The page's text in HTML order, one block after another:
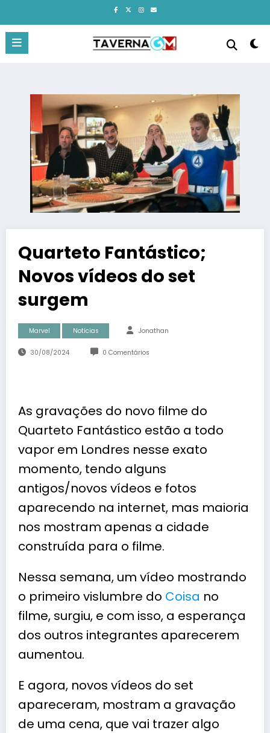
o
conteúdo
Quarteto Fantástico;
Novos vídeos do set
surgem
Marvel Notícias Jonathan
30/08/2024 0 Comentários
As gravações do novo filme do
Quarteto Fantástico estão a todo
vapor em Londres nesse exato
momento, tendo alguns
antigos/novos vídeos e fotos
aparecendo na internet, mas maioria
nos mostram apenas a cidade
construída para o filme.
Nessa semana, um vídeo mostrando
o primeiro vislumbre do Coisa no
filme, surgiu, e com isso, a esperança
dos outros integrantes aparecerem
aumentou.
E agora, novos vídeos do set
apareceram, mostram a gravação
de uma cena, que vai trazer algo